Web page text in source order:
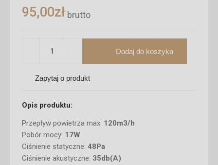
95,00zł brutto
Dodaj do koszyka
Zapytaj o produkt
Opis produktu:
Przepływ powietrza max: 120m3/h
Pobór mocy: 17W
Ciśnienie statyczne: 48Pa
Ciśnienie akustyczne: 35db(A)